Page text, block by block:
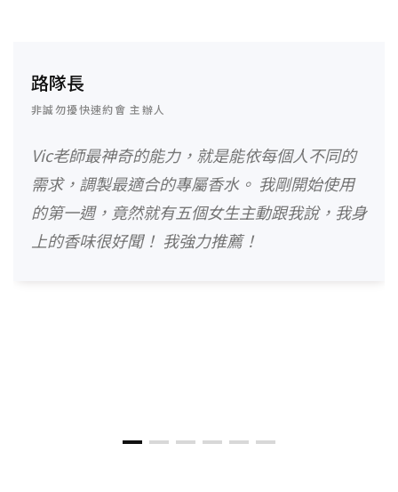
路隊長
非誠勿擾快速約會 主辦人
Vic老師最神奇的能力，就是能依每個人不同的
需求，調製最適合的專屬香水。 我剛開始使用
的第一週，竟然就有五個女生主動跟我說，我身
上的香味很好聞！ 我強力推薦！